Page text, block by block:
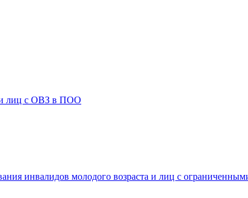
и лиц с ОВЗ в ПОО
инвалидов молодого возраста и лиц с